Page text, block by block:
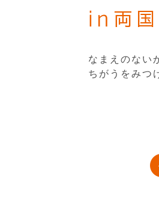
in両国
なまえのない
ちがうをみつ